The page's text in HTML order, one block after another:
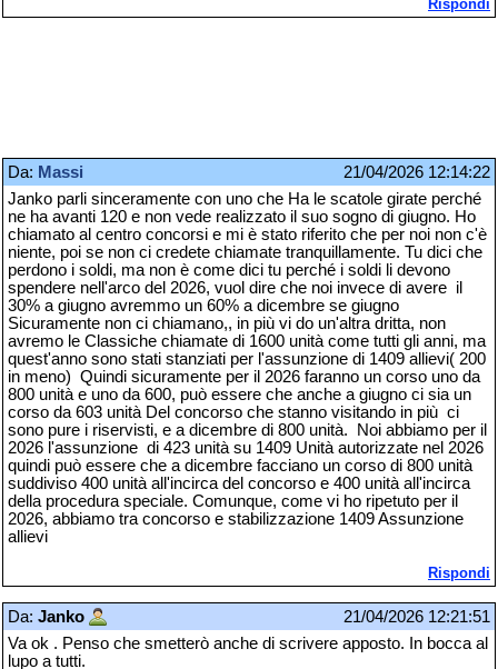
Rispondi
Da: Massi
21/04/2026 12:14:22
Janko parli sinceramente con uno che Ha le scatole girate perché
ne ha avanti 120 e non vede realizzato il suo sogno di giugno. Ho
chiamato al centro concorsi e mi è stato riferito che per noi non c'è
niente, poi se non ci credete chiamate tranquillamente. Tu dici che
perdono i soldi, ma non è come dici tu perché i soldi li devono
spendere nell'arco del 2026, vuol dire che noi invece di avere il
30% a giugno avremmo un 60% a dicembre se giugno
Sicuramente non ci chiamano,, in più vi do un'altra dritta, non
avremo le Classiche chiamate di 1600 unità come tutti gli anni, ma
quest'anno sono stati stanziati per l'assunzione di 1409 allievi( 200
in meno) Quindi sicuramente per il 2026 faranno un corso uno da
800 unità e uno da 600, può essere che anche a giugno ci sia un
corso da 603 unità Del concorso che stanno visitando in più ci
sono pure i riservisti, e a dicembre di 800 unità. Noi abbiamo per il
2026 l'assunzione di 423 unità su 1409 Unità autorizzate nel 2026
quindi può essere che a dicembre facciano un corso di 800 unità
suddiviso 400 unità all'incirca del concorso e 400 unità all'incirca
della procedura speciale. Comunque, come vi ho ripetuto per il
2026, abbiamo tra concorso e stabilizzazione 1409 Assunzione
allievi
Rispondi
Da: Janko
21/04/2026 12:21:51
Va ok . Penso che smetterò anche di scrivere apposto. In bocca al
lupo a tutti.